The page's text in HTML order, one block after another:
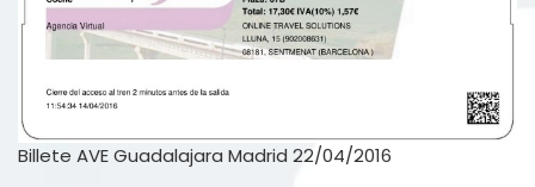
Billete AVE Guadalajara Madrid 22/04/2016